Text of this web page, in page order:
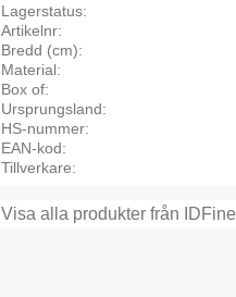
Lagerstatus
Artikelnr
Bredd (cm)
Material
Box of
Ursprungsland
HS-nummer
EAN-kod
Tillverkare
Visa alla produkter från IDFine